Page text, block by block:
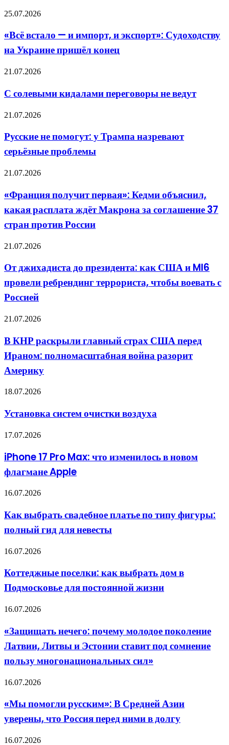
замены
российского
«Всё
—
и
импорт,
экспорт»:
Украине
конец
25.07.2026
«Всё встало — и импорт, и экспорт»: Судоходству
на Украине пришёл конец
С
кидалами
переговоры
ведут
21.07.2026
С солевыми кидалами переговоры не ведут
Русские
помогут:
у
Трампа
серьёзные
21.07.2026
Русские не помогут: у Трампа назревают
серьёзные проблемы
«Франция
первая»:
Кедми
объяснил,
расплата
Макрона
соглашение
37
стран
против
России
21.07.2026
«Франция получит первая»: Кедми объяснил,
какая расплата ждёт Макрона за соглашение 37
стран против России
От
до
президента:
как
и
провели
террориста,
чтобы
воевать
с
Россией
21.07.2026
От джихадиста до президента: как США и MI6
провели ребрендинг террориста, чтобы воевать с
Россией
В
раскрыли
главный
страх
перед
полномасштабная
разорит
Америку
21.07.2026
В КНР раскрыли главный страх США перед
Ираном: полномасштабная война разорит
Америку
Установка
очистки
воздуха
18.07.2026
Установка систем очистки воздуха
iPhone
Pro
Max:
что
в
Apple
17.07.2026
iPhone 17 Pro Max: что изменилось в новом
флагмане Apple
Как
свадебное
платье
по
фигуры:
полный
для
невесты
16.07.2026
Как выбрать свадебное платье по типу фигуры:
полный гид для невесты
Коттеджные
как
выбрать
дом
Подмосковье
жизни
16.07.2026
Коттеджные поселки: как выбрать дом в
Подмосковье для постоянной жизни
«Защищать
почему
молодое
поколение
Литвы
Эстонии
под
сомнение
пользу
сил»
16.07.2026
«Защищать нечего: почему молодое поколение
Латвии, Литвы и Эстонии ставит под сомнение
пользу многонациональных сил»
«Мы
русским»:
В
Средней
уверены,
16.07.2026
«Мы помогли русским»: В Средней Азии
уверены, что Россия перед ними в долгу
Тьмы
16.07.2026